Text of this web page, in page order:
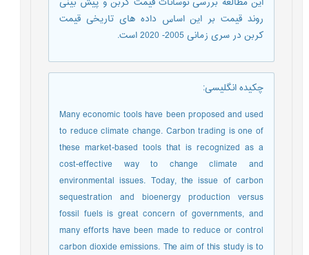
روند قیمت بر این اساس داده های تاریخی قیمت
کربن در سری زمانی 2005- 2020 است.
چکیده انگلیسی:
Many economic tools have been proposed and used
to reduce climate change. Carbon trading is one of
these market-based tools that is recognized as a
cost-effective way to change climate and
environmental issues. Today, the issue of carbon
sequestration and bioenergy production versus
fossil fuels is great concern of governments, and
many efforts have been made to reduce or control
carbon dioxide emissions. The aim of this study is to